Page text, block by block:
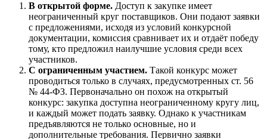
В открытой форме. Доступ к закупке имеет
неограниченный круг поставщиков. Они подают заявки
с предложениями, исходя из условий конкурсной
документации, комиссия сравнивает их и отдаёт победу
тому, кто предложил наилучшие условия среди всех
участников.
С ограниченным участием. Такой конкурс может
проводиться только в случаях, предусмотренных ст. 56
№ 44-ФЗ. Первоначально он похож на открытый
конкурс: закупка доступна неограниченному кругу лиц,
и каждый может подать заявку. Однако к участникам
предъявляются не только основные, но и
дополнительные требования. Первично заявки